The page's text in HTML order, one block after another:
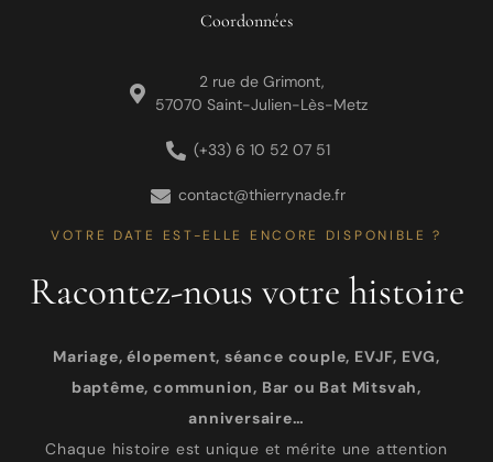
Coordonnées
2 rue de Grimont,
57070 Saint-Julien-Lès-Metz
(+33) 6 10 52 07 51
contact@thierrynade.fr
VOTRE DATE EST-ELLE ENCORE DISPONIBLE ?
Racontez-nous votre histoire
Mariage, élopement, séance couple, EVJF, EVG,
baptême, communion, Bar ou Bat Mitsvah,
anniversaire…
Chaque histoire est unique et mérite une attention